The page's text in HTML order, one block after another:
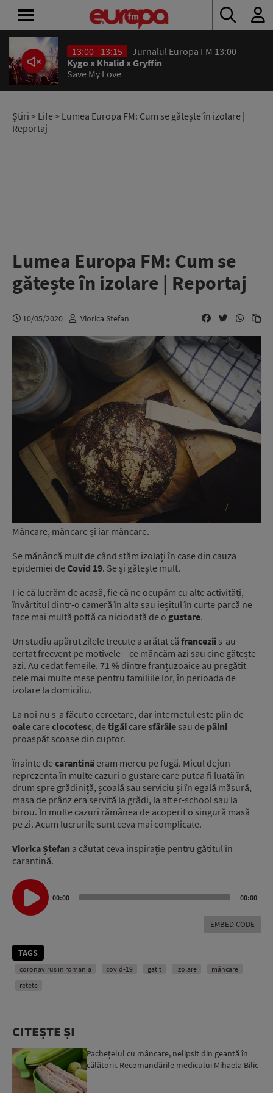
13:00 - 13:15
Jurnalul Europa FM 13:00
Kygo x Khalid x Gryffin
Save My Love
Știri > Life> Lumea Europa FM: Cum se gătește în izolare |
Reportaj
Lumea Europa FM: Cum se
gătește în izolare | Reportaj
10/05/2020 Viorica Stefan
Mâncare, mâncare și iar mâncare.
Se mănâncă mult de când stăm izolați în case din cauza
epidemiei de Covid 19. Se și gătește mult.
Fie că lucrăm de acasă, fie că ne ocupăm cu alte activități,
învârtitul dintr-o cameră în alta sau ieșitul în curte parcă ne
face mai multă poftă ca niciodată de o gustare.
Un studiu apărut zilele trecute a arătat că francezii s-au
certat frecvent pe motivele – ce mâncăm azi sau cine gătește
azi. Au cedat femeile. 71 % dintre franțuzoaice au pregătit
cele mai multe mese pentru familiile lor, în perioada de
izolare la domiciliu.
La noi nu s-a făcut o cercetare, dar internetul este plin de
oale careclocotesc, detigăi caresfârâie sau de pâini
proaspăt scoase din cuptor.
Înainte decarantină eram mereu pe fugă. Micul dejun
reprezenta în multe cazuri o gustare care putea fi luată în
drum spre grădiniță, școală sau serviciu și în egală măsură,
masa de prânz era servită la grădi, la after-school sau la
birou. În multe cazuri rămânea de acoperit o singură masă
pe zi. Acum lucrurile sunt ceva mai complicate.
Viorica Ștefan a căutat ceva inspirație pentru gătitul în
carantină.
Audio
Player
00:00 00:00
EMBED CODE
TAGS
coronavirus in romania covid-19 gatit izolare
mâncare
retete
CITEȘTE ȘI
Pachețelul cu mâncare, nelipsit din geantă în
călătorii. Recomandările medicului Mihaela Bilic
ACASĂ
ȘTIRI
RADIO